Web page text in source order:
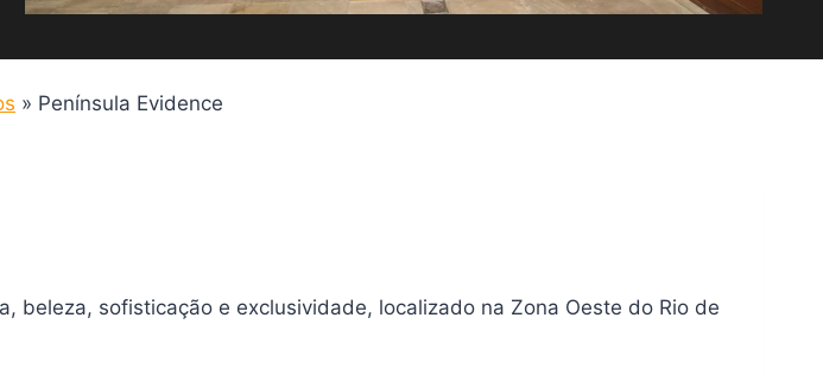
» Península Evidence
beleza, sofisticação e exclusividade, localizado na Zona Oeste do Rio de